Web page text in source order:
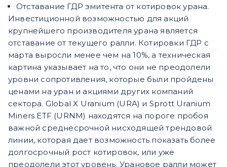
Отставание ГДР эмитента от котировок урана.
Инвестиционной возможностью для акций
крупнейшего производителя урана является
отставание от текущего ралли. Котировки ГДР с
марта выросли менее чем на 10%, а техническая
картина указывает на то, что они не преодолели
уровни сопротивления, которые были пройдены
ценами на уран и акциями других компаний
сектора. Global X Uranium (URA) и Sprott Uranium
Miners ETF (URNM) находятся на пороге пробоя
важной среднесрочной нисходящей трендовой
линии, которая дает возможность показать более
долгосрочный рост котировок, или уже
преодолели этот уровень. Урановое ралли может